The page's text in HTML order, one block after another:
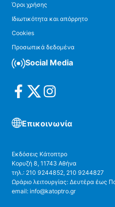
Όροι χρήσης
Ιδιωτικότητα και απόρρητο
Cookies
Προσωπικά δεδομένα
Social Media
Επικοινωνία
Εκδόσεις Κάτοπτρο
Κορυζή 8, 11743 Αθήνα
τηλ.: 210 9244852, 210 9244827
Ωράριο λειτουργίας: Δευτέρα έως
email: info@katoptro.gr